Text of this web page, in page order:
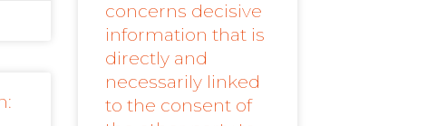
concerns decisive
information that is
directly and
necessarily linked
to the consent of